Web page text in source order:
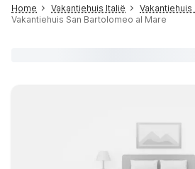
Home Vakantiehuis Italië
Vakantiehuis
Vakantiehuis San Bartolomeo al Mare